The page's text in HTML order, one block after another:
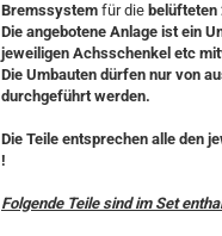
Bremssystem für die belüfteten
Die angebotene Anlage ist ein
jeweiligen Achsschenkel etc
Die Umbauten dürfen nur von
durchgeführt werden.
Die Teile entsprechen alle den
!
Folgende Teile sind im Set